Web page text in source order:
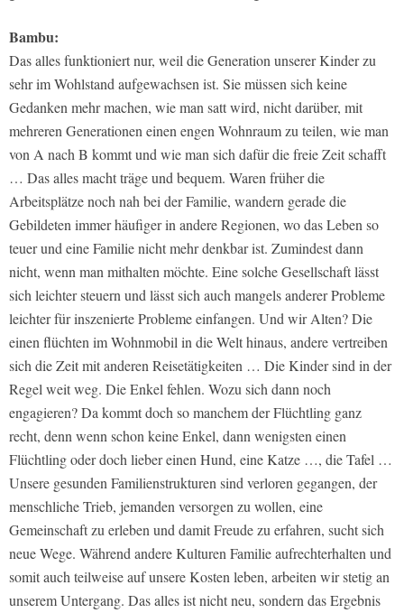
Bambu:
Das alles funktioniert nur, weil die Generation unserer Kinder zu
sehr im Wohlstand aufgewachsen ist. Sie müssen sich keine
Gedanken mehr machen, wie man satt wird, nicht darüber, mit
mehreren Generationen einen engen Wohnraum zu teilen, wie man
von A nach B kommt und wie man sich dafür die freie Zeit schafft
… Das alles macht träge und bequem. Waren früher die
Arbeitsplätze noch nah bei der Familie, wandern gerade die
Gebildeten immer häufiger in andere Regionen, wo das Leben so
teuer und eine Familie nicht mehr denkbar ist. Zumindest dann
nicht, wenn man mithalten möchte. Eine solche Gesellschaft lässt
sich leichter steuern und lässt sich auch mangels anderer Probleme
leichter für inszenierte Probleme einfangen. Und wir Alten? Die
einen flüchten im Wohnmobil in die Welt hinaus, andere vertreiben
sich die Zeit mit anderen Reisetätigkeiten … Die Kinder sind in der
Regel weit weg. Die Enkel fehlen. Wozu sich dann noch
engagieren? Da kommt doch so manchem der Flüchtling ganz
recht, denn wenn schon keine Enkel, dann wenigsten einen
Flüchtling oder doch lieber einen Hund, eine Katze …, die Tafel …
Unsere gesunden Familienstrukturen sind verloren gegangen, der
menschliche Trieb, jemanden versorgen zu wollen, eine
Gemeinschaft zu erleben und damit Freude zu erfahren, sucht sich
neue Wege. Während andere Kulturen Familie aufrechterhalten und
somit auch teilweise auf unsere Kosten leben, arbeiten wir stetig an
unserem Untergang. Das alles ist nicht neu, sondern das Ergebnis